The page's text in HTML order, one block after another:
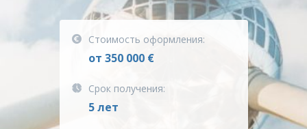
Стоимость оформления:
от 350 000 €
Срок получения:
5 лет